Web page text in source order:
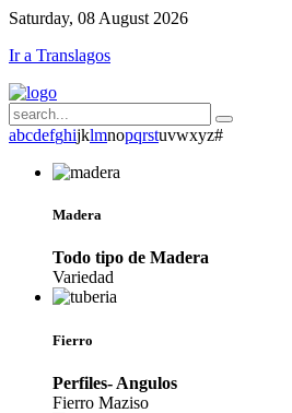
Saturday, 08 August 2026
Ir a Translagos
abcdefghijklmnopqrstuvwxyz#
Madera
Todo tipo de Madera
Variedad
Fierro
Perfiles- Angulos
Fierro Maziso